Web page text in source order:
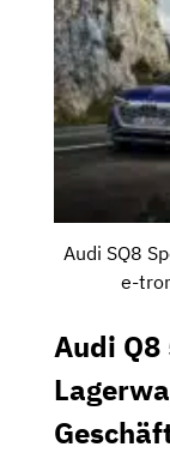
Audi SQ8
e-
Audi